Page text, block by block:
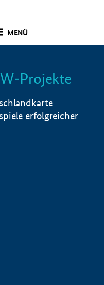
MENÜ
Info
Projekte
erfolgreicher